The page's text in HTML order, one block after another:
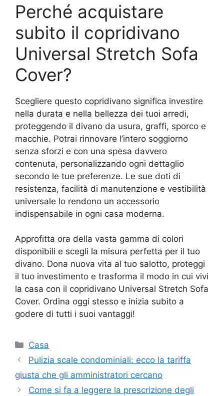
Perché acquistare
subito il copridivano
Universal Stretch Sofa
Cover?
Scegliere questo copridivano significa investire
nella durata e nella bellezza dei tuoi arredi,
proteggendo il divano da usura, graffi, sporco e
macchie. Potrai rinnovare l’intero soggiorno
senza sforzi e con una spesa davvero
contenuta, personalizzando ogni dettaglio
secondo le tue preferenze. Le sue doti di
resistenza, facilità di manutenzione e vestibilità
universale lo rendono un accessorio
indispensabile in ogni casa moderna.
Approfitta ora della vasta gamma di colori
disponibili e scegli la misura perfetta per il tuo
divano. Dona nuova vita al tuo salotto, proteggi
il tuo investimento e trasforma il modo in cui vivi
la casa con il copridivano Universal Stretch Sofa
Cover. Ordina oggi stesso e inizia subito a
godere di tutti i suoi vantaggi!
Categorie
Casa
Pulizia scale condominiali: ecco la tariffa
giusta che gli amministratori cercano
Come si fa a leggere la prescrizione degli